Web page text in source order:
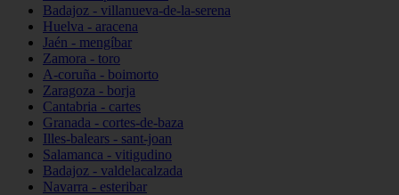
Badajoz - villanueva-de-la-serena
Huelva - aracena
Jaén - mengíbar
Zamora - toro
A-coruña - boimorto
Zaragoza - borja
Cantabria - cartes
Granada - cortes-de-baza
Illes-balears - sant-joan
Salamanca - vitigudino
Badajoz - valdelacalzada
Navarra - esteribar